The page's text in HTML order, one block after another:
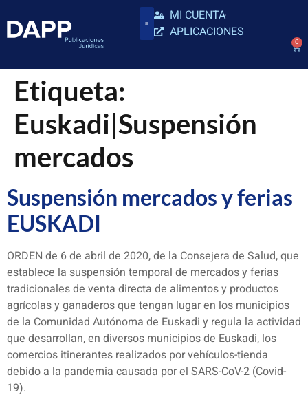
MI CUENTA
APLICACIONES
0
Etiqueta:
Euskadi|Suspensión
mercados
Suspensión mercados y ferias
EUSKADI
ORDEN de 6 de abril de 2020, de la Consejera de Salud, que
establece la suspensión temporal de mercados y ferias
tradicionales de venta directa de alimentos y productos
agrícolas y ganaderos que tengan lugar en los municipios
de la Comunidad Autónoma de Euskadi y regula la actividad
que desarrollan, en diversos municipios de Euskadi, los
comercios itinerantes realizados por vehículos-tienda
debido a la pandemia causada por el SARS-CoV-2 (Covid-
19).